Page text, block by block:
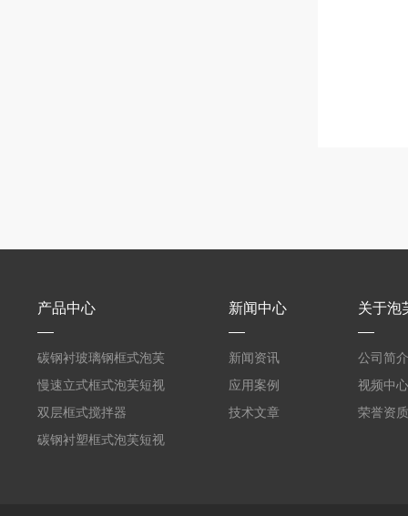
产品中心
碳钢衬玻璃钢框式泡芙
短视频黄
慢速立式框式泡芙短视
频黄
双层框式搅拌器
碳钢衬塑框式泡芙短视
新闻中心
新闻资讯
应用案例
技术文章
关于泡
公司简介
视频中心
荣誉资质